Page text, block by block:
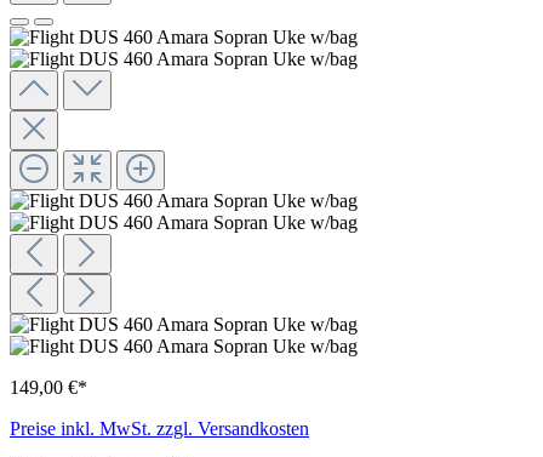
149,00 €*
Preise inkl. MwSt. zzgl. Versandkosten